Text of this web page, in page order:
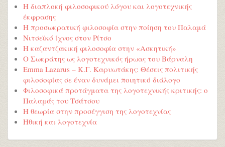
Η διαπλοκή φιλοσοφικού λόγου και λογοτεχνικής
έκφρασης
Η προσωκρατική φιλοσοφία στην ποίηση του Παλαμά
Νιτσεϊκό ίχνος στον Ρίτσο
Η καζαντζακική φιλοσοφία στην «Ασκητική»
Ο Σωκράτης ως λογοτεχνικός ήρωας του Βάρναλη
Emma Lazarus – Κ.Γ. Καρυωτάκης: Θέσεις πολιτικής
φιλοσοφίας σε έναν δυνάμει ποιητικό διάλογο
Φιλοσοφικά προτάγματα της λογοτεχνικής κριτικής: ο
Παλαμάς του Τσάτσου
Η θεωρία στην προσέγγιση της λογοτεχνίας
Ηθική και λογοτεχνία